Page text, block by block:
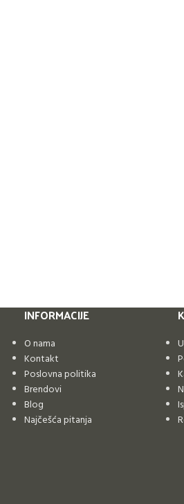
INFORMACIJE
O nama
Kontakt
Poslovna politika
Brendovi
Blog
Najčešća pitanja